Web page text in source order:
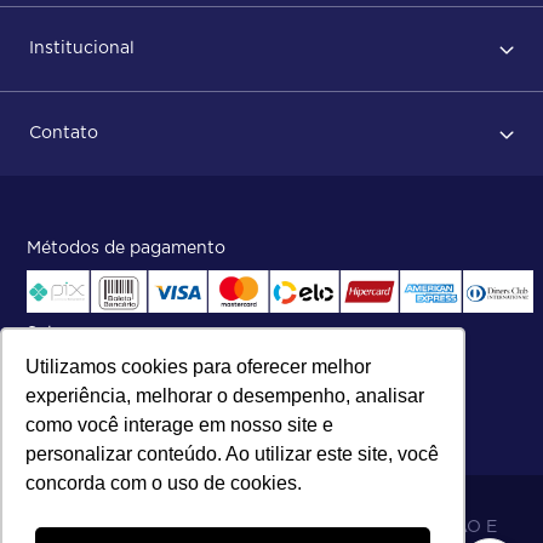
Utilizamos cookies para oferecer melhor
experiência, melhorar o desempenho, analisar
como você interage em nosso site e
personalizar conteúdo. Ao utilizar este site, você
concorda com o uso de cookies.
Após conclusão do pedido
Status do pedido e acompanhamento da entrega
Institucional
ISO
Contato
Central de atendimento:
Telefone:(27) 2121-9000
Segunda a Sexta das 8h às 17h30
Métodos de pagamento
Selos
06.698.001/0002-19 - MB 5 COMÉRCIO IMPORTAÇÃO E